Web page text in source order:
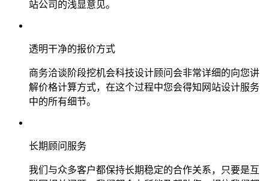
站公司的浅显意见。
透明干净的报价方式
商务洽谈阶段挖机会科技设计顾问会非常详细的向您讲
解价格计算方式，在这个过程中您会得知网站设计服务
中的所有细节。
长期顾问服务
我们与众多客户都保持长期稳定的合作关系，只要是互